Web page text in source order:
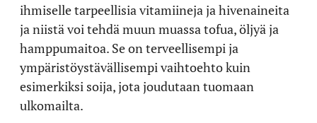
ihmiselle tarpeellisia vitamiineja ja hivenaineita
ja niistä voi tehdä muun muassa tofua, öljyä ja
hamppumaitoa. Se on terveellisempi ja
ympäristöystävällisempi vaihtoehto kuin
esimerkiksi soija, jota joudutaan tuomaan
ulkomailta.